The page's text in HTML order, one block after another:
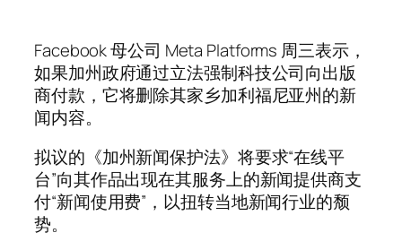
Facebook 母公司 Meta Platforms 周三表示，
如果加州政府通过立法强制科技公司向出版
商付款，它将删除其家乡加利福尼亚州的新
闻内容。
拟议的《加州新闻保护法》将要求“在线平
台”向其作品出现在其服务上的新闻提供商支
付“新闻使用费”，以扭转当地新闻行业的颓
势。